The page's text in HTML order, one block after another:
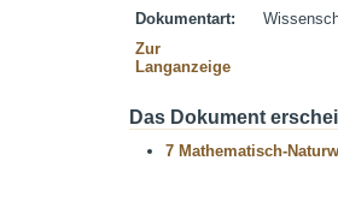
Dokumentart:
Zur
Langanzeige
Das Dokument
7 Mathematisch-